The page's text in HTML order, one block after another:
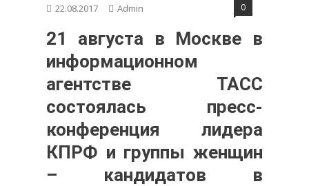
22.08.2017 Admin 0
21 августа в Москве в
информационном
агентстве ТАСС
состоялась пресс-
конференция лидера
КПРФ и группы женщин
– кандидатов в